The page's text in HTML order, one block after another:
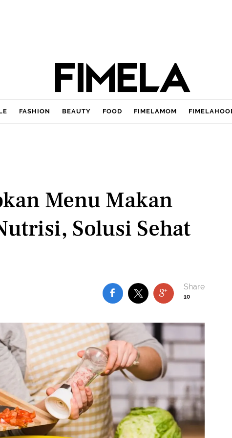
FASHION BEAUTY FOOD FIMELAMOM
Menu Makan
Solusi Sehat
10